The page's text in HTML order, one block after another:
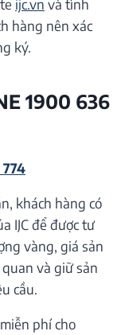
ijc.vn và tình
hàng nên xác
ký.
1900 636
khách hàng có
IJC để được tư
vàng, giá sản
và giữ sản
cầu.
phí cho